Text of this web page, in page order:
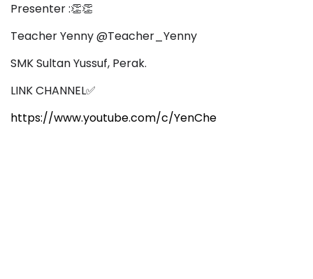
Presenter :👏👏
Teacher Yenny @Teacher_Yenny
SMK Sultan Yussuf, Perak.
LINK CHANNEL✅
https://www.youtube.com/c/YenChe